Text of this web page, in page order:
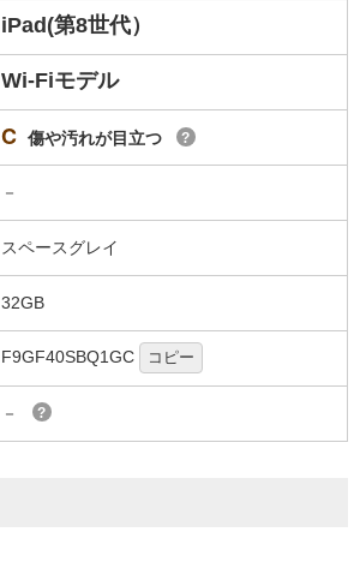
iPad(第8世代）
Wi-Fiモデル
C 傷や汚れが目立つ ?
－
スペースグレイ
32GB
F9GF40SBQ1GC コピー
－ ?